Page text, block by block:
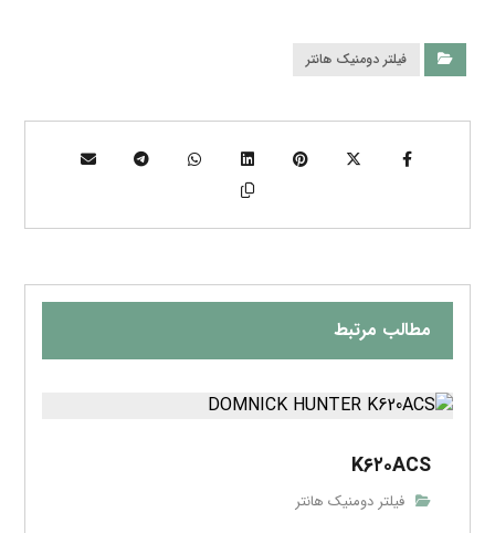
فیلتر دومنیک هانتر
مطالب مرتبط
K۶۲۰ACS
فیلتر دومنیک هانتر